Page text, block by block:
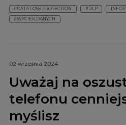
#DATA LOSS PROTECTION #DLP
#WYCIEK DANYCH
02 września 2024
Uważaj na
telefonu
myślisz